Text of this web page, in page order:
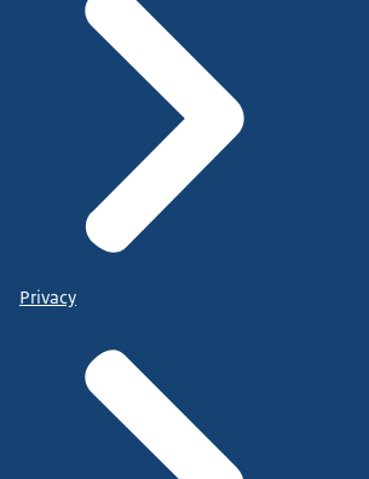
Privacy